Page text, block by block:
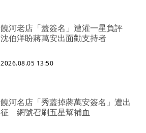
饒河老店「蓋簽名」遭灌一星負評
沈伯洋盼蔣萬安出面勸支持者
2026.08.05 13:50
饒河名店「秀蓋掉蔣萬安簽名」遭出
征 網號召刷五星幫補血